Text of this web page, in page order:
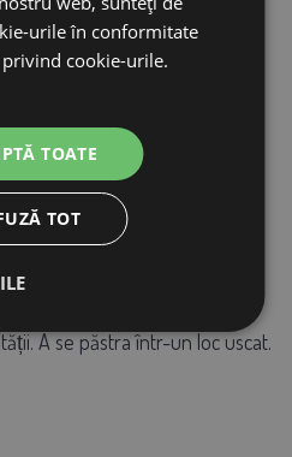
este de 20g la 1
de situatia din ferma.
aplicare va recomandam o alta
naturii naturale și prafului
în timpul aplicării. Cu
dată nu este periculoasă
A se păstra într-un loc uscat.
urile în conformitate
cookie-urile.
TOATE
TOT